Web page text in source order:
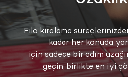
Filo kiralama
kadar her konuda
için sadece bir adım
geçin, birlikte en iyi